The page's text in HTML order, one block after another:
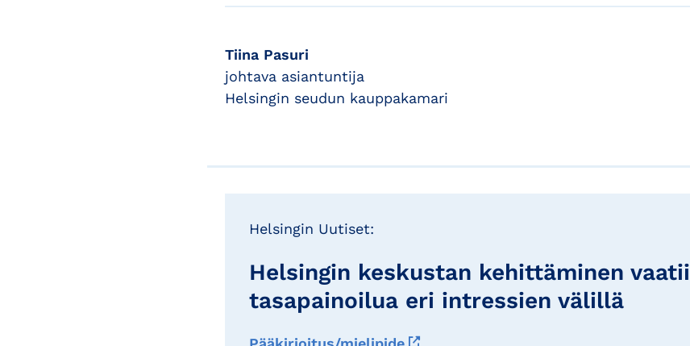
Tiina Pasuri
johtava asiantuntija
Helsingin seudun kauppakamari
Helsingin Uutiset:
Helsingin keskustan kehittäminen vaatii
tasapainoilua eri intressien välillä